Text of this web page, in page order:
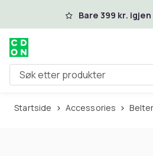
Hopp til hovedinnhold
Bare 399 kr.
Søk etter produkter
Startside Accessories